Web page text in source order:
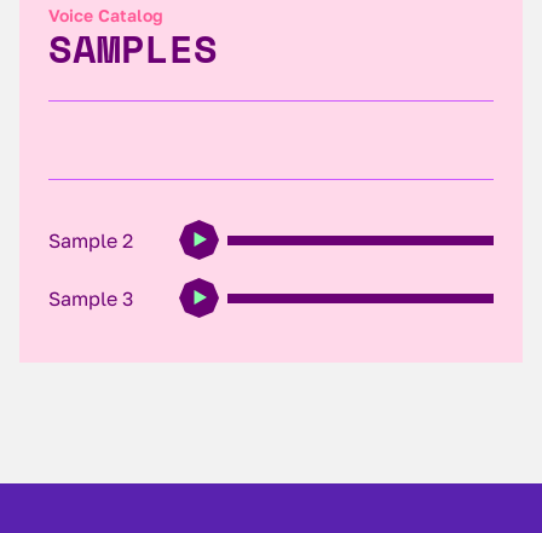
Voice Catalog
SAMPLES
Sample 2
Sample 3